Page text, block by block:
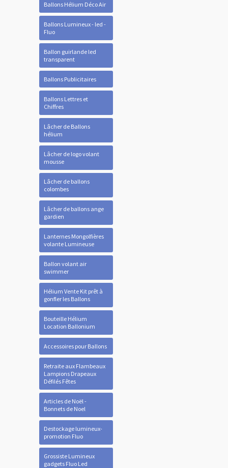
Ballons Hélium Déco Air
Ballons Lumineux - led -
Fluo
Ballon guirlande led
transparent
Ballons Publicitaires
Ballons Lettres et
Chiffres
Lâcher de Ballons
hélium
Lâcher de logo volant
mousse
Lâcher de ballons
colombes
Lâcher de ballons ange
gardien
Lanternes Mongolfières
volante Lumineuse
Ballon volant air
swimmer
Hélium Vente Kit prêt à
gonfler les Ballons
Bouteille Hélium
Location Ballonium
Accessoires pour Ballons
Retraite aux Flambeaux
Lampions Drapeaux
Défilés Fêtes
Articles de Noël -
Bonnets de Noel
Destockage lumineux-
promotion Fluo
Grossiste Lumineux
gadgets Fluo Led